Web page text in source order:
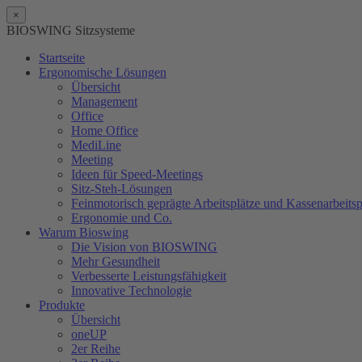
×
BIOSWING Sitzsysteme
Startseite
Ergonomische Lösungen
Übersicht
Management
Office
Home Office
MediLine
Meeting
Ideen für Speed-Meetings
Sitz-Steh-Lösungen
Feinmotorisch geprägte Arbeitsplätze und
Ergonomie und Co.
Warum Bioswing
Die Vision von BIOSWING
Mehr Gesundheit
Verbesserte Leistungsfähigkeit
Innovative Technologie
Produkte
Übersicht
oneUP
2er Reihe